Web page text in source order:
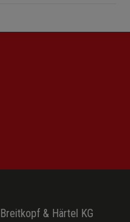
Breitkopf & Härtel KG